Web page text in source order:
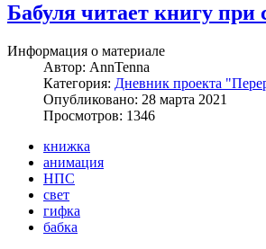
Бабуля читает книгу при
Информация о материале
Автор: AnnTenna
Категория: Дневник проекта
Опубликовано: 28 марта 2021
Просмотров: 1346
книжка
анимация
НПС
свет
гифка
бабка